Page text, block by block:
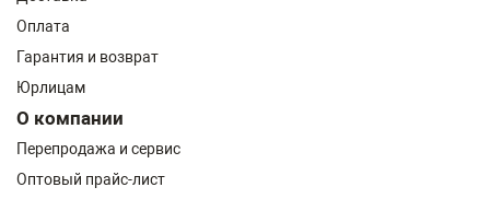
Оплата
Гарантия и возврат
Юрлицам
О компании
Перепродажа и сервис
Оптовый прайс-лист